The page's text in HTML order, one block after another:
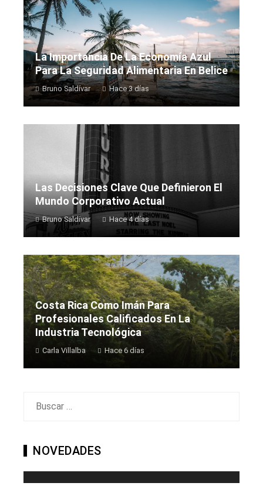
La Importancia De La Economía Azul
Para La Seguridad Alimentaria En Belice
Bruno Saldívar Hace 3 días
Las Decisiones Clave Que Definieron El
Mundo Corporativo Actual
Bruno Saldívar Hace 4 días
Costa Rica Como Imán Para
Profesionales Calificados En La
Industria Tecnológica
Carla Villalba Hace 6 días
NOVEDADES